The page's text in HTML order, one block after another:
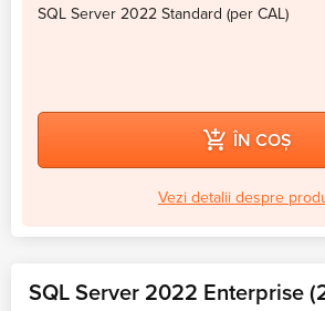
SQL Server 2022 Standard (per CAL)
ÎN COȘ
Vezi detalii despre
SQL Server 2022 Enterprise